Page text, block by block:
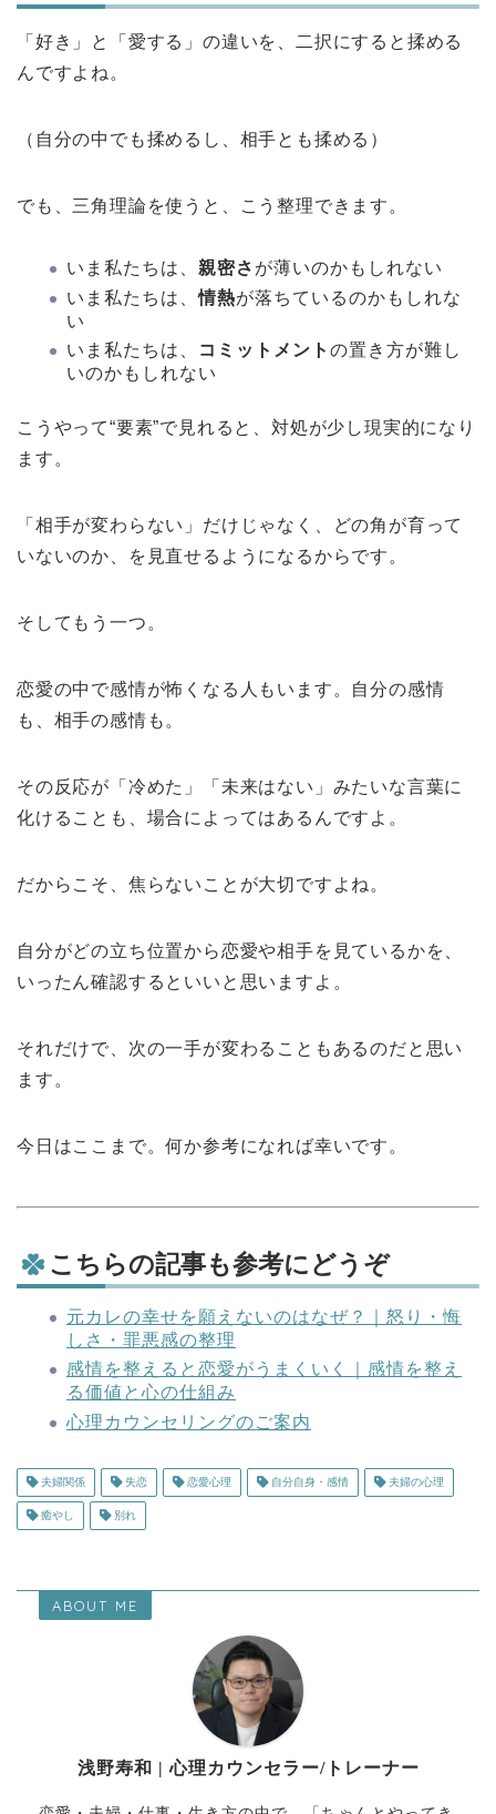
「好き」と「愛する」の違いを、二択にすると揉める
んですよね。
（自分の中でも揉めるし、相手とも揉める）
でも、三角理論を使うと、こう整理できます。
いま私たちは、 親密さ が薄いのかもしれない
いま私たちは、情熱が落ちているのかもしれな
い
いま私たちは、
コミットメント の置き方が難し
いのかもしれない
こうやって“要素”で見れると、対処が少し現実的になり
ます。
「相手が変わらない」だけじゃなく、どの角が育って
いないのか、を見直せるようになるからです。
そしてもう一つ。
恋愛の中で感情が怖くなる人もいます。自分の感情
も、相手の感情も。
その反応が「冷めた」「未来はない」みたいな言葉に
化けることも、場合によってはあるんですよ。
だからこそ、焦らないことが大切ですよね。
自分がどの立ち位置から恋愛や相手を見ているかを、
いったん確認するといいと思いますよ。
それだけで、次の一手が変わることもあるのだと思い
ます。
今日はここまで。何か参考になれば幸いです。
こちらの記事も参考にどうぞ
元カレの幸せを願えないのはなぜ？｜怒り・悔
しさ・罪悪感の整理
感情を整えると恋愛がうまくいく｜感情を整え
る価値と心の仕組み
心理カウンセリングのご案内
夫婦関係 失恋 恋愛心理 自分自身・感情 夫婦の心理
癒やし 別れ
ABOUT ME
浅野寿和 | 心理カウンセラー/トレーナー